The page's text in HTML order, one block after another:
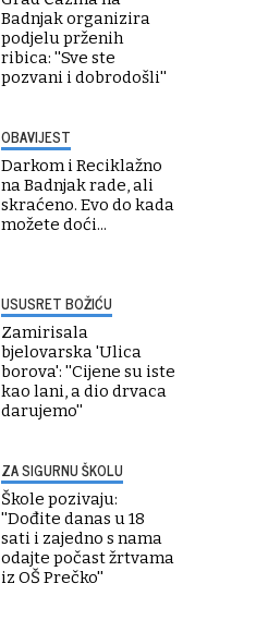
Badnjak organizira
podjelu prženih
ribica: ''Sve ste
pozvani i dobrodošli''
OBAVIJEST
Darkom i Reciklažno
na Badnjak rade, ali
skraćeno. Evo do kada
možete doći...
USUSRET BOŽIĆU
Zamirisala
bjelovarska 'Ulica
borova': ''Cijene su iste
kao lani, a dio drvaca
darujemo''
ZA SIGURNU ŠKOLU
Škole pozivaju:
''Dođite danas u 18
sati i zajedno s nama
odajte počast žrtvama
iz OŠ Prečko''